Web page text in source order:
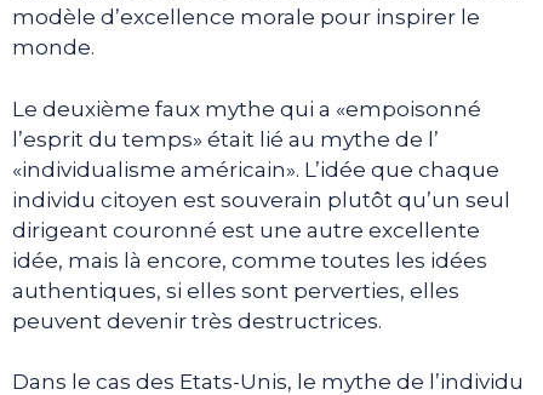
modèle d’excellence morale pour inspirer le
monde.
Le deuxième faux mythe qui a «empoisonné
l’esprit du temps» était lié au mythe de l’
«individualisme américain». L’idée que chaque
individu citoyen est souverain plutôt qu’un seul
dirigeant couronné est une autre excellente
idée, mais là encore, comme toutes les idées
authentiques, si elles sont perverties, elles
peuvent devenir très destructrices.
Dans le cas des Etats-Unis, le mythe de l’individu